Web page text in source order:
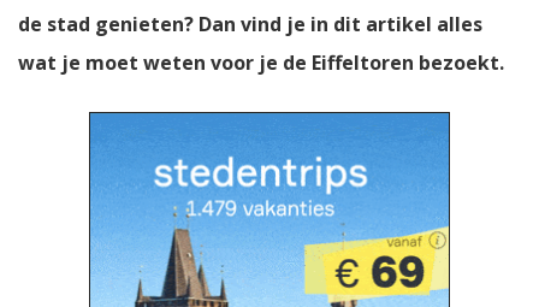
de stad genieten? Dan vind je in dit artikel alles
wat je moet weten voor je de Eiffeltoren bezoekt.